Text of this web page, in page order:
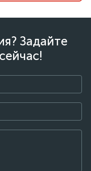
Задайте